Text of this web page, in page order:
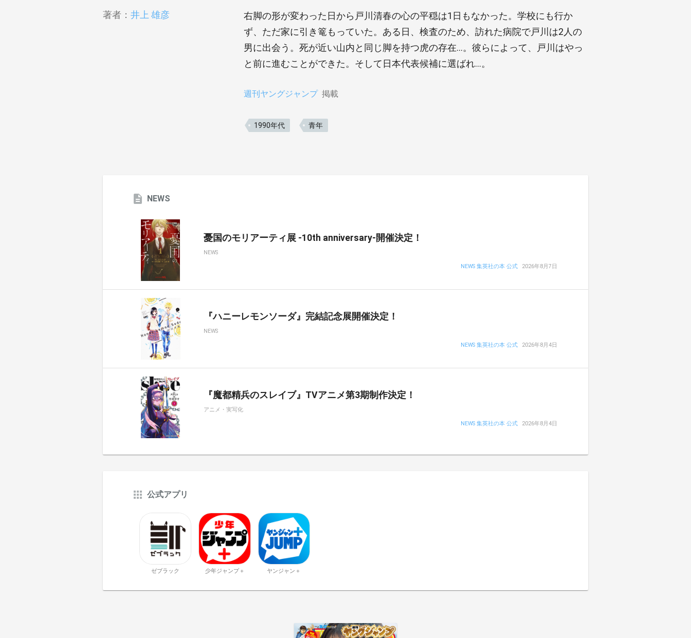
著者： 井上 雄彦
右脚の形が変わった日から戸川清春の心の平穏は1日もなかった。学校にも行か
ず、ただ家に引き篭もっていた。ある日、検査のため、訪れた病院で戸川は2人の
男に出会う。死が近い山内と同じ脚を持つ虎の存在…。彼らによって、戸川はやっ
と前に進むことができた。そして日本代表候補に選ばれ…。
週刊ヤングジャンプ 掲載
1990年代 青年
NEWS
憂国のモリアーティ展 -10th anniversary-開催決定！
NEWS
NEWS 集英社の本 公式 2026年8月7日
『ハニーレモンソーダ』完結記念展開催決定！
NEWS
NEWS 集英社の本 公式 2026年8月4日
『魔都精兵のスレイブ』TVアニメ第3期制作決定！
アニメ・実写化
NEWS 集英社の本 公式 2026年8月4日
公式アプリ
ゼブラック 少年ジャンプ＋ ヤンジャン＋